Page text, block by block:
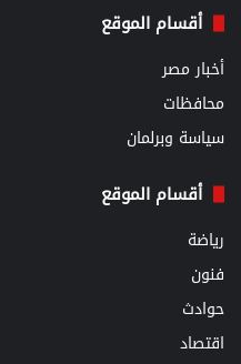
أقسام الموقع
أخبار مصر
محافظات
سياسة وبرلمان
أقسام الموقع
رياضة
فنون
حوادث
اقتصاد